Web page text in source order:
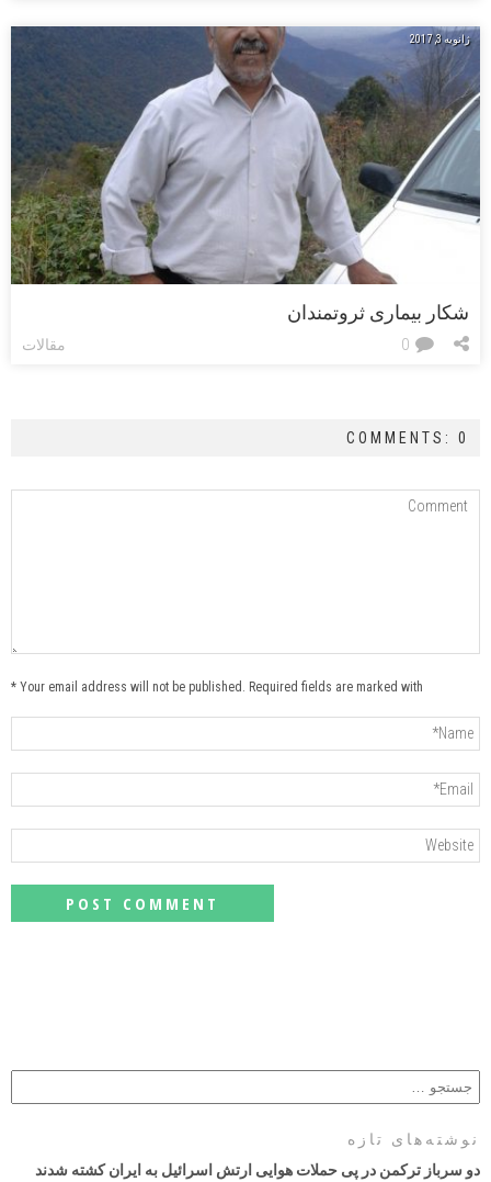
ژانویه 3, 2017
شکار بیماری ثروتمندان
مقالات 0
COMMENTS: 0
Your email address will not be published. Required fields are marked with *
نوشته‌های تازه
دو سرباز ترکمن در پی حملات هوایی ارتش اسرائیل به ایران کشته شدند